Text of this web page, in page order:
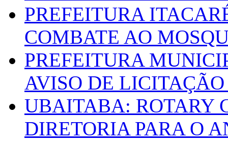
PREFEITURA
COMBATE AO
PREFEITURA
AVISO DE LICITAÇÃO
UBAITABA: ROTARY
DIRETORIA PARA O